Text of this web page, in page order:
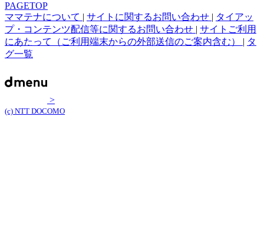
PAGETOP
ママテナについて | サイトに関するお問い合わせ | タイアッ
プ・コンテンツ配信等に関するお問い合わせ | サイトご利用
にあたって（ご利用端末からの外部送信のご案内含む） | タ
グ一覧
>
(c) NTT DOCOMO